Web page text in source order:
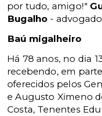
por tudo, amigo!"
Bugalho -
Baú migalheiro
Há 78 anos, no dia
recebendo, em
oferecidos pelos
e Augusto Ximeno
Costa, Tenentes